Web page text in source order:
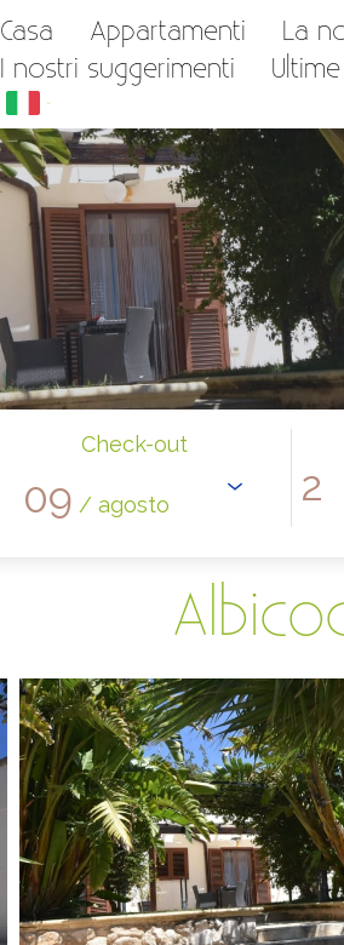
Casa Appartamenti La
I nostri suggerimenti
Check-out
09 / agosto